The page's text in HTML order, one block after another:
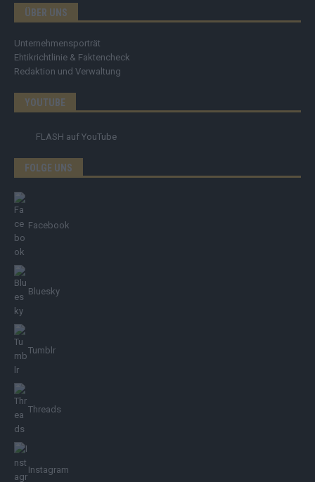
ÜBER UNS
Unternehmensporträt
Ehtikrichtlinie & Faktencheck
Redaktion und Verwaltung
YOUTUBE
FLASH auf YouTube
FOLGE UNS
Facebook
Bluesky
Tumblr
Threads
Instagram